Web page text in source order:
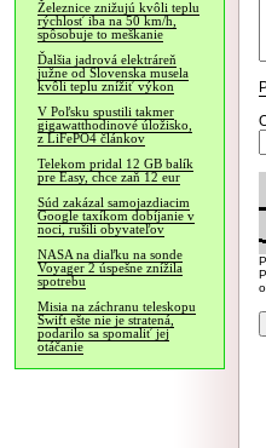
Železnice znižujú kvôli teplu
rýchlosť iba na 50 km/h,
spôsobuje to meškanie
Ďalšia jadrová elektráreň
južne od Slovenska musela
kvôli teplu znížiť výkon
V Poľsku spustili takmer
gigawatthodinové úložisko,
z LiFePO4 článkov
Telekom pridal 12 GB balík
pre Easy, chce zaň 12 eur
Súd zakázal samojazdiacim
Google taxíkom dobíjanie v
noci, rušili obyvateľov
NASA na diaľku na sonde
Voyager 2 úspešne znížila
spotrebu
Misia na záchranu teleskopu
Swift ešte nie je stratená,
podarilo sa spomaliť jej
otáčanie